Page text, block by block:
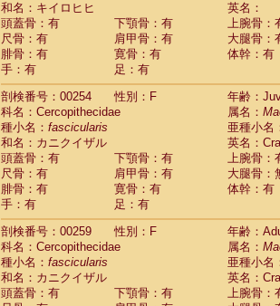
和名：キイロヒヒ
英名：
頭蓋骨：有
下顎骨：有
上腕骨：
尺骨：有
肩甲骨：有
大腿骨：
腓骨：有
寛骨：有
体幹：有
手：有
足：有
剖検番号：00254
性別：F
年齢：
科名：Cercopithecidae
属名：
種小名： fascicularis
亜種小名
和名：カニクイザル
英名：
頭蓋骨：有
下顎骨：有
上腕骨：
尺骨：有
肩甲骨：有
大腿骨：
腓骨：有
寛骨：有
体幹：有
手：有
足：有
剖検番号：00259
性別：F
年齢：
科名：Cercopithecidae
属名：
種小名： fascicularis
亜種小名
和名：カニクイザル
英名：
頭蓋骨：有
下顎骨：有
上腕骨：